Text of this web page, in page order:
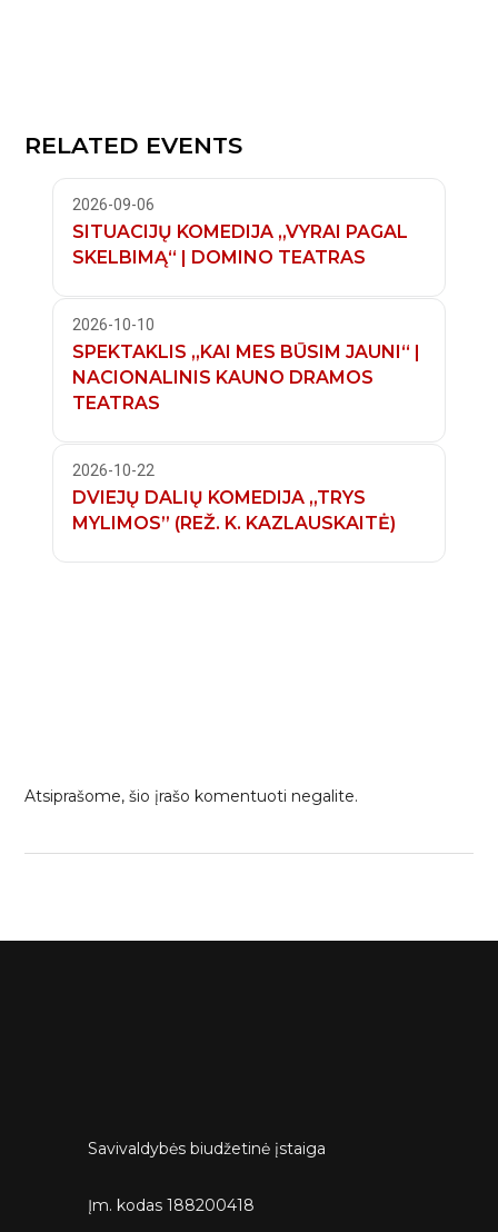
RELATED EVENTS
2026-09-06
SITUACIJŲ KOMEDIJA „VYRAI PAGAL
SKELBIMĄ“ | DOMINO TEATRAS
2026-10-10
SPEKTAKLIS „KAI MES BŪSIM JAUNI“ |
NACIONALINIS KAUNO DRAMOS
TEATRAS
2026-10-22
DVIEJŲ DALIŲ KOMEDIJA „TRYS
MYLIMOS” (REŽ. K. KAZLAUSKAITĖ)
Atsiprašome, šio įrašo komentuoti negalite.
Savivaldybės biudžetinė įstaiga
Įm. kodas 188200418